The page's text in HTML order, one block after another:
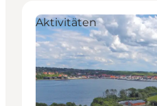
Aktivitäten